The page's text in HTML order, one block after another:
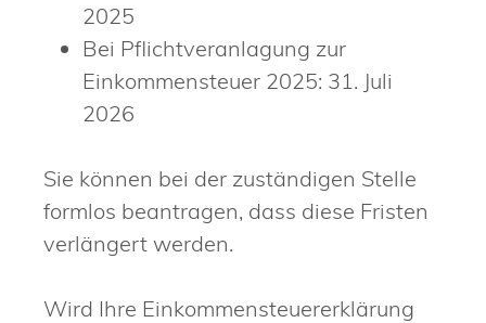
2025
Bei Pflichtveranlagung zur
Einkommensteuer 2025: 31. Juli
2026
Sie können bei der zuständigen Stelle
formlos beantragen, dass diese Fristen
verlängert werden.
Wird Ihre Einkommensteuererklärung